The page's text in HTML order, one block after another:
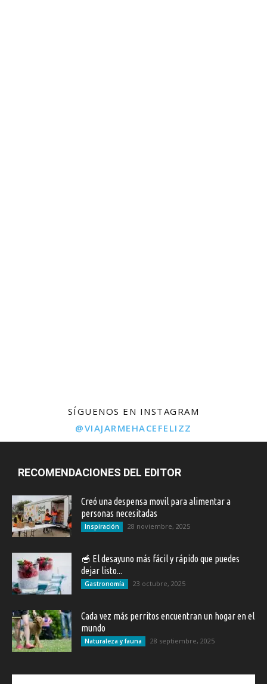
SÍGUENOS EN INSTAGRAM
@VIAJARMEHACEFELIZZ
RECOMENDACIONES DEL EDITOR
Creó una despensa movil para alimentar a
personas necesitadas
Inspiración 28 noviembre, 2025
🥣 El desayuno más fácil y rápido que puedes
dejar listo...
Gastronomía 23 octubre, 2025
Cada vez más perritos encuentran un hogar en el
mundo
Naturaleza y fauna 28 septiembre, 2025